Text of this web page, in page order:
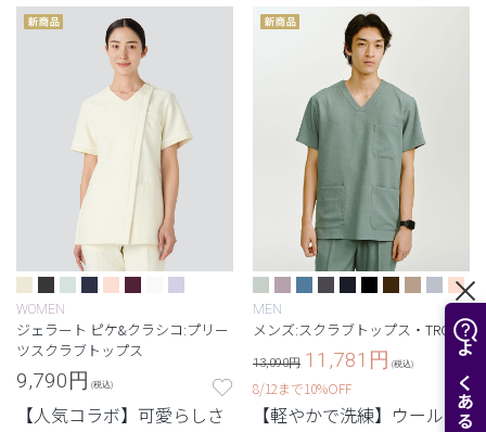
WOMEN
ジェラート ピケ&クラシコ:プリー
ツスクラブトップス
9,790円 (税込)
【人気コラボ】可愛らしさ
MEN
メンズ:スクラブトップス・TRO
13,090円 11,781 円 (税込)
8/12まで10%OFF
【軽やかで洗練】ウールの